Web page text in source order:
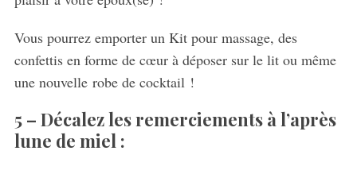
Vous pourrez emporter un Kit pour massage, des
confettis en forme de cœur à déposer sur le lit ou même
une nouvelle robe de cocktail !
5 – Décalez les remerciements à l’après
lune de miel :